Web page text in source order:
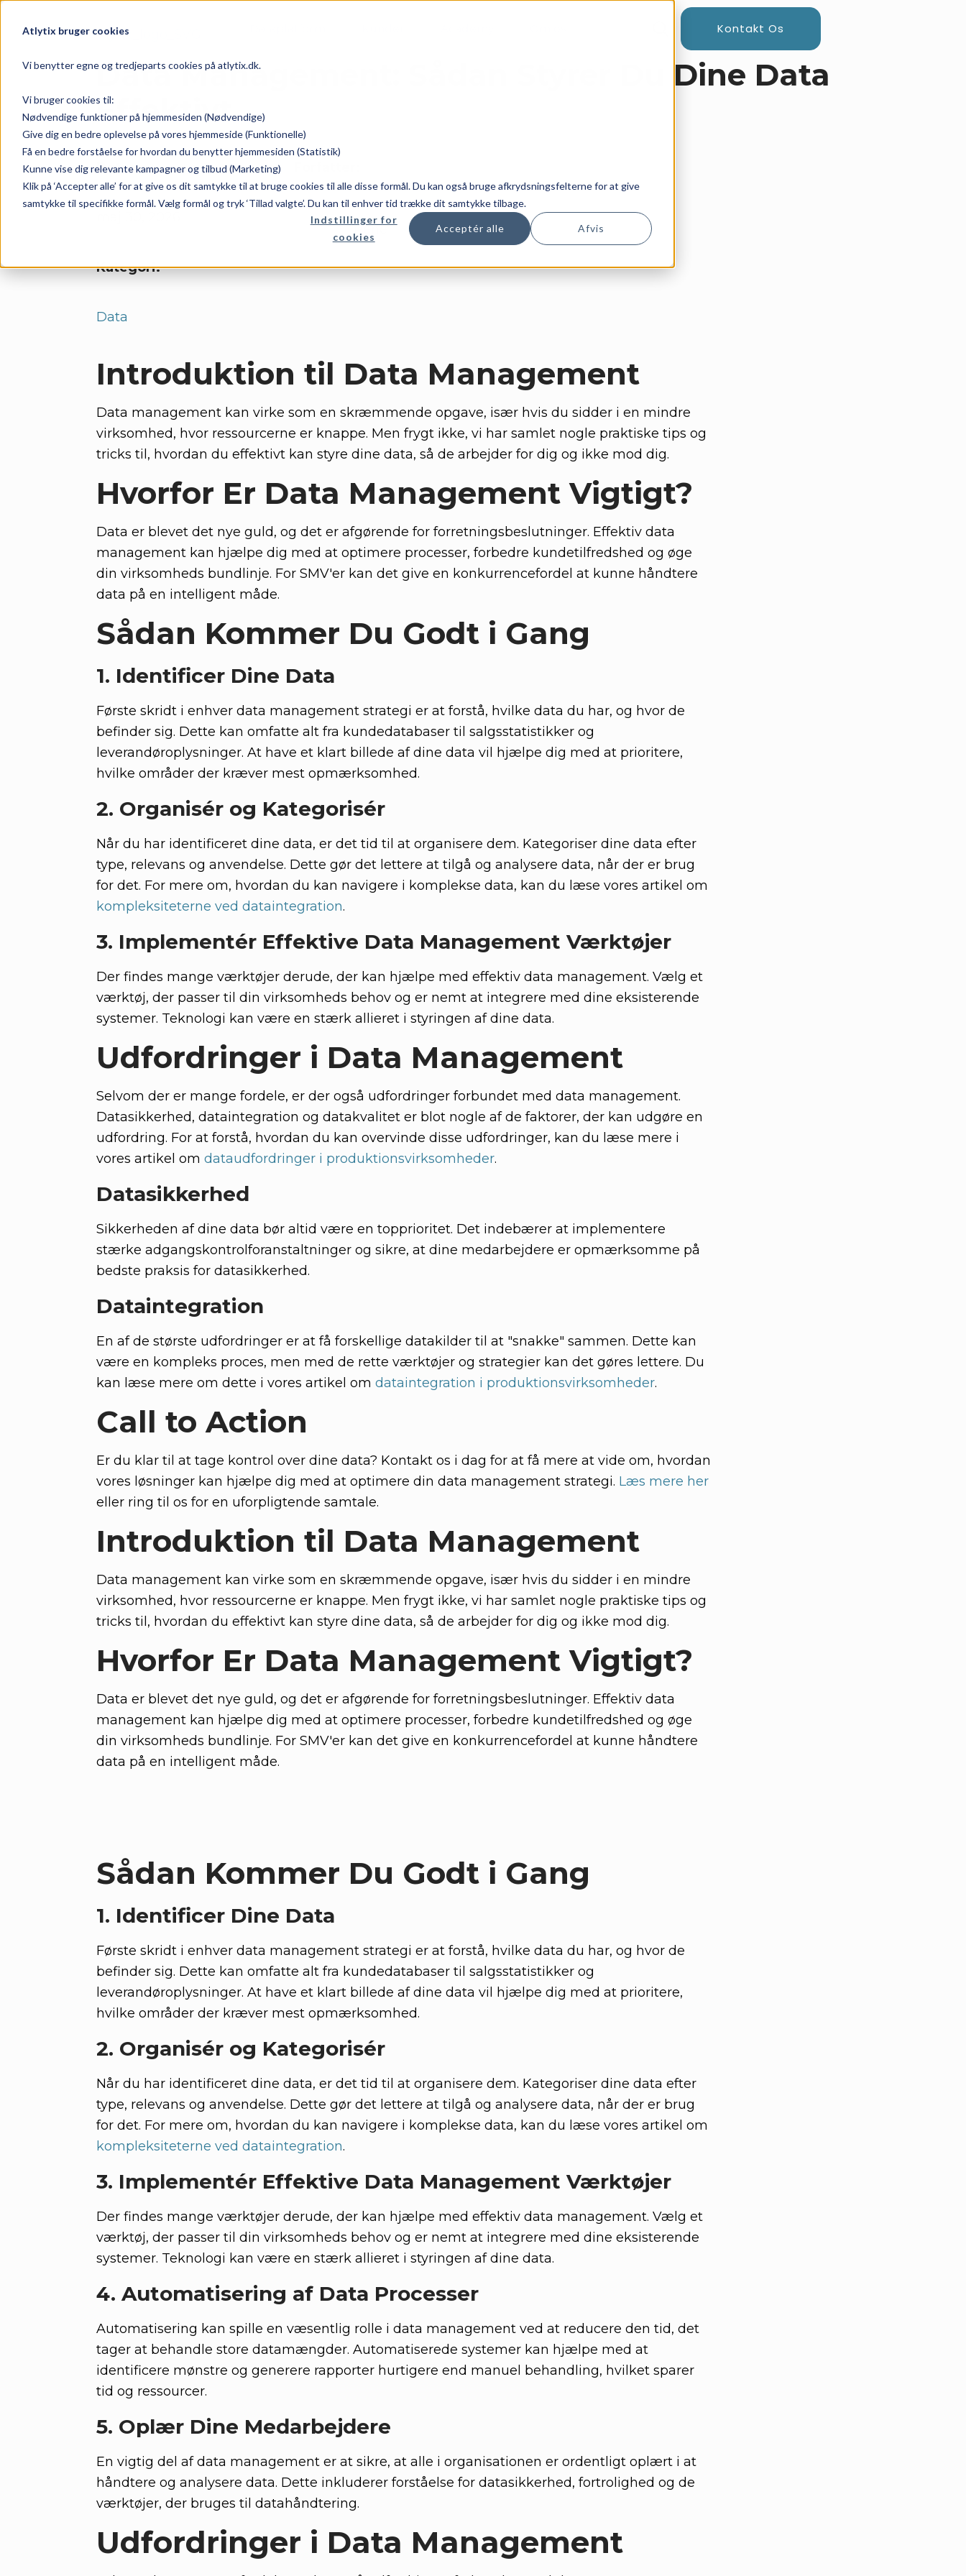
Atlytix bruger cookies
Vi benytter egne og tredjeparts cookies på atlytix.dk.
Vi bruger cookies til:
Nødvendige funktioner på hjemmesiden (Nødvendige)
Give dig en bedre oplevelse på vores hjemmeside (Funktionelle)
Få en bedre forståelse for hvordan du benytter hjemmesiden (Statistik)
Kunne vise dig relevante kampagner og tilbud (Marketing)
Klik på ‘Accepter alle’ for at give os dit samtykke til at bruge cookies til alle disse formål. Du kan også bruge afkrydsningsfelterne for at give
samtykke til specifikke formål. Vælg formål og tryk ‘Tillad valgte’. Du kan til enhver tid trække dit samtykke tilbage.
Indstillinger for
cookies
Acceptér alle Afvis
Kontakt Os
Data Management: Sådan Styrer Du Dine Data
Effektivt
Dato:
Kategori:
Data
Rene
Introduktion til Data Management
Data management kan virke som en skræmmende opgave, især hvis du sidder i en mindre
virksomhed, hvor ressourcerne er knappe. Men frygt ikke, vi har samlet nogle praktiske tips og
tricks til, hvordan du effektivt kan styre dine data, så de arbejder for dig og ikke mod dig.
Hvorfor Er Data Management Vigtigt?
Data er blevet det nye guld, og det er afgørende for forretningsbeslutninger. Effektiv data
management kan hjælpe dig med at optimere processer, forbedre kundetilfredshed og øge
din virksomheds bundlinje. For SMV'er kan det give en konkurrencefordel at kunne håndtere
data på en intelligent måde.
Sådan Kommer Du Godt i Gang
1. Identificer Dine Data
Første skridt i enhver data management strategi er at forstå, hvilke data du har, og hvor de
befinder sig. Dette kan omfatte alt fra kundedatabaser til salgsstatistikker og
leverandøroplysninger. At have et klart billede af dine data vil hjælpe dig med at prioritere,
hvilke områder der kræver mest opmærksomhed.
2. Organisér og Kategorisér
Når du har identificeret dine data, er det tid til at organisere dem. Kategoriser dine data efter
type, relevans og anvendelse. Dette gør det lettere at tilgå og analysere data, når der er brug
for det. For mere om, hvordan du kan navigere i komplekse data, kan du læse vores artikel om
kompleksiteterne ved dataintegration.
3. Implementér Effektive Data Management Værktøjer
Der findes mange værktøjer derude, der kan hjælpe med effektiv data management. Vælg et
værktøj, der passer til din virksomheds behov og er nemt at integrere med dine eksisterende
systemer. Teknologi kan være en stærk allieret i styringen af dine data.
Udfordringer i Data Management
Selvom der er mange fordele, er der også udfordringer forbundet med data management.
Datasikkerhed, dataintegration og datakvalitet er blot nogle af de faktorer, der kan udgøre en
udfordring. For at forstå, hvordan du kan overvinde disse udfordringer, kan du læse mere i
vores artikel om dataudfordringer i produktionsvirksomheder.
Datasikkerhed
Sikkerheden af dine data bør altid være en topprioritet. Det indebærer at implementere
stærke adgangskontrolforanstaltninger og sikre, at dine medarbejdere er opmærksomme på
bedste praksis for datasikkerhed.
Dataintegration
En af de største udfordringer er at få forskellige datakilder til at "snakke" sammen. Dette kan
være en kompleks proces, men med de rette værktøjer og strategier kan det gøres lettere. Du
kan læse mere om dette i vores artikel om dataintegration i produktionsvirksomheder.
Call to Action
Er du klar til at tage kontrol over dine data? Kontakt os i dag for at få mere at vide om, hvordan
vores løsninger kan hjælpe dig med at optimere din data management strategi. Læs mere her
eller ring til os for en uforpligtende samtale.
Introduktion til Data Management
Data management kan virke som en skræmmende opgave, især hvis du sidder i en mindre
virksomhed, hvor ressourcerne er knappe. Men frygt ikke, vi har samlet nogle praktiske tips og
tricks til, hvordan du effektivt kan styre dine data, så de arbejder for dig og ikke mod dig.
Hvorfor Er Data Management Vigtigt?
Data er blevet det nye guld, og det er afgørende for forretningsbeslutninger. Effektiv data
management kan hjælpe dig med at optimere processer, forbedre kundetilfredshed og øge
din virksomheds bundlinje. For SMV'er kan det give en konkurrencefordel at kunne håndtere
data på en intelligent måde.
Sådan Kommer Du Godt i Gang
1. Identificer Dine Data
Første skridt i enhver data management strategi er at forstå, hvilke data du har, og hvor de
befinder sig. Dette kan omfatte alt fra kundedatabaser til salgsstatistikker og
leverandøroplysninger. At have et klart billede af dine data vil hjælpe dig med at prioritere,
hvilke områder der kræver mest opmærksomhed.
2. Organisér og Kategorisér
Når du har identificeret dine data, er det tid til at organisere dem. Kategoriser dine data efter
type, relevans og anvendelse. Dette gør det lettere at tilgå og analysere data, når der er brug
for det. For mere om, hvordan du kan navigere i komplekse data, kan du læse vores artikel om
kompleksiteterne ved dataintegration.
3. Implementér Effektive Data Management Værktøjer
Der findes mange værktøjer derude, der kan hjælpe med effektiv data management. Vælg et
værktøj, der passer til din virksomheds behov og er nemt at integrere med dine eksisterende
systemer. Teknologi kan være en stærk allieret i styringen af dine data.
4. Automatisering af Data Processer
Automatisering kan spille en væsentlig rolle i data management ved at reducere den tid, det
tager at behandle store datamængder. Automatiserede systemer kan hjælpe med at
identificere mønstre og generere rapporter hurtigere end manuel behandling, hvilket sparer
tid og ressourcer.
5. Oplær Dine Medarbejdere
En vigtig del af data management er at sikre, at alle i organisationen er ordentligt oplært i at
håndtere og analysere data. Dette inkluderer forståelse for datasikkerhed, fortrolighed og de
værktøjer, der bruges til datahåndtering.
Udfordringer i Data Management